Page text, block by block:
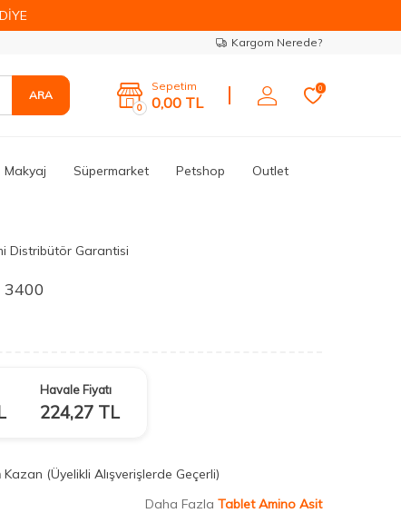
Kargom Nerede?
ARA
0
Sepetim
0,00 TL
0
Makyaj Süpermarket Petshop Outlet
Distribütör Garantisi
Havale Fiyatı
224,27 TL
Kazan (Üyelikli Alışverişlerde Geçerli)
Daha Fazla Tablet Amino Asit